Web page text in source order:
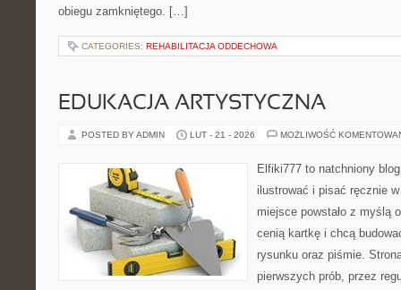
obiegu zamkniętego. […]
CATEGORIES: REHABILITACJA ODDECHOWA
EDUKACJA ARTYSTYCZNA
POSTED BY ADMIN LUT - 21 - 2026 MOŻLIWOŚĆ
Elfiki777 to natchniony
ilustrować i pisać ręcznie
miejsce powstało z myślą
cenią kartkę i chcą
rysunku oraz piśmie.
pierwszych prób, przez